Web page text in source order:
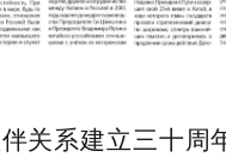
伴关系建立三十周